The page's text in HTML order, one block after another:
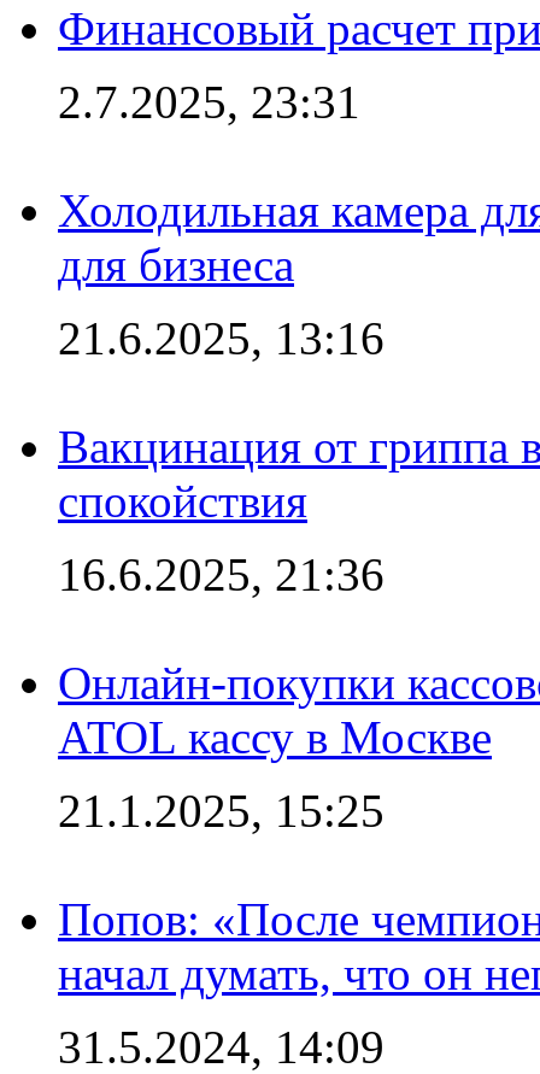
Финансовый расчет
2.7.2025, 23:31
Холодильная камера
для бизнеса
21.6.2025, 13:16
Вакцинация от гриппа
спокойствия
16.6.2025, 21:36
Онлайн-покупки
ATOL кассу в Москве
21.1.2025, 15:25
Попов: «После
начал думать, что он
31.5.2024, 14:09